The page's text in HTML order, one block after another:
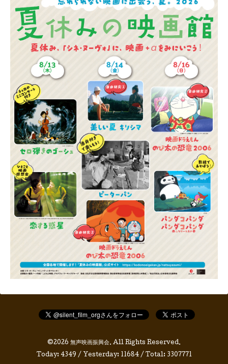
©2026 無声映画振興会. All Rights Reserved.
Today: 4349 / Yesterday: 11684/ Total: 3307771